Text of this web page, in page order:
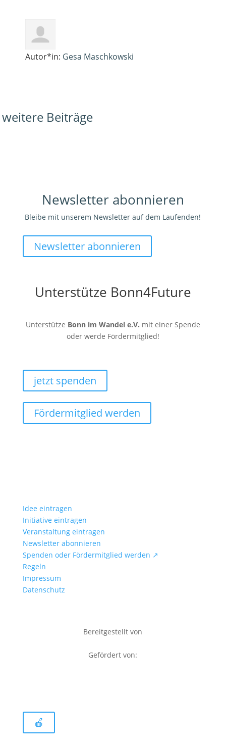
Autor*in: Gesa Maschkowski
weitere Beiträge
Newsletter abonnieren
Bleibe mit unserem Newsletter auf dem Laufenden!
Newsletter abonnieren
Unterstütze Bonn4Future
Unterstütze Bonn im Wandel e.V. mit einer Spende
oder werde Fördermitglied!
jetzt spenden
Fördermitglied werden
Idee eintragen
Initiative eintragen
Veranstaltung eintragen
Newsletter abonnieren
Spenden oder Fördermitglied werden ↗
Regeln
Impressum
Datenschutz
Bereitgestellt von
Gefördert von:
🍎